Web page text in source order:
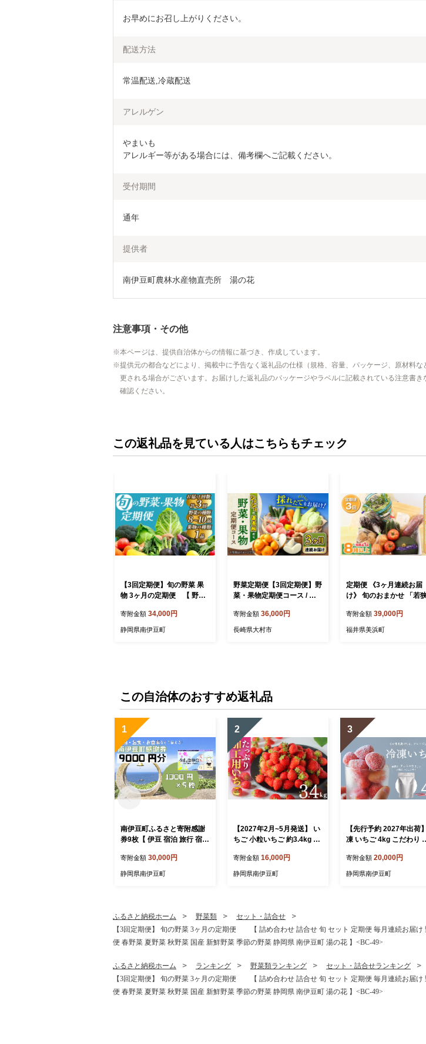
お早めにお召し上がりください。
配送方法
常温配送,冷蔵配送
アレルゲン
やまいも
アレルギー等がある場合には、備考欄へご記載ください。
受付期間
通年
提供者
南伊豆町農林水産物直売所　湯の花
注意事項・その他
本ページは、提供自治体からの情報に基づき、作成しています。
提供元の都合などにより、掲載中に予告なく返礼品の仕様（規格、容量、パッケージ、原材料な
更される場合がございます。お届けした返礼品のパッケージやラベルに記載されている注意書き
確認ください。
この返礼品を見ている人はこちらもチェック
【3回定期便】旬の野菜 果
物 3ヶ月の定期便 【 野菜
果物 くだもの フルーツ セ
ット 詰め合わせ 春野菜 夏
寄附金額 34,000円
静岡県南伊豆町
野菜定期便【3回定期便】野
菜・果物定期便コース / 詰
定期便 毎月連続お届け くだ
もの フルーツ定期便 野菜
おおむら夢ファームシュシ
ュ[ACAA164]
寄附金額 36,000円
長崎県大村市
定期便 《3ヶ月連続お届
け》 旬のおまかせ 「若
種以上＋特産品1品 【ふる
さと納税 春野菜 夏野菜 秋
寄附金額 39,000円
福井県美浜町
この自治体のおすすめ返礼品
1
南伊豆町ふるさと寄附感謝
券9枚【 伊豆 宿泊 旅行 宿
ティビティ 南伊豆 クーポン
宿泊券 ヒリゾ浜 SUP カヤ
寄附金額 30,000円
静岡県南伊豆町
2
【2027年2月~5月発送】 い
ちご 小粒いちご 約3.4kg 恋
いちご 大容量 加工用 イチ
ゴ strawberry 苺 新鮮 朝摘
ギフト プレゼント 贈物 贈
答 ケーキ ふるさと納税 ふ
るさと納税苺 いちご 静岡県
南伊豆町 みなみのいちご
寄附金額 16,000円
静岡県南伊豆町
3
【先行予約 2027年出荷
凍 いちご 4kg こだわり
ゴ strawberry 苺 新鮮 朝
み 朝採り 産直 産地直送 安
納税 ふるさと納税苺 い
静岡県 南伊豆町 みなみのい
ちご園 <AA-28>
寄附金額 20,000円
静岡県南伊豆町
ふるさと納税ホーム 野菜類
セット・詰合せ
【3回定期便】 旬の野菜 3ヶ月の定期便 【 詰め合わせ 詰合せ 旬 セット 定期便 毎月連続お届
便 春野菜 夏野菜 秋野菜 国産 新鮮野菜 季節の野菜 静岡県 南伊豆町 湯の花 】<BC-49>
ふるさと納税ホーム ランキング 野菜類ランキング
セット・詰合せランキング
【3回定期便】 旬の野菜 3ヶ月の定期便 【 詰め合わせ 詰合せ 旬 セット 定期便 毎月連続お届
便 春野菜 夏野菜 秋野菜 国産 新鮮野菜 季節の野菜 静岡県 南伊豆町 湯の花 】<BC-49>